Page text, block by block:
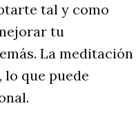
tal y como
tu
La meditación
que puede